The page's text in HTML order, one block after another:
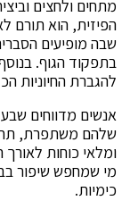
מתחים ולחצים
הפיזית, הוא תורם
שבה מופיעים
בתפקוד הגוף.
להגברת החיוניות
אנשים מדווחים
שלהם משתפרת,
ומלאי כוחות
מי שמחפש שיפור
כימיות.